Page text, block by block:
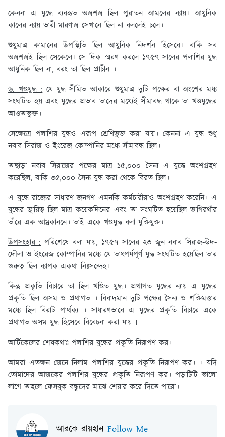
কেননা এ যুদ্ধে ব্যবহৃত অস্ত্রশস্ত্র ছিল পুরাতন আমলের ন্যায়। আধুনিক
কালের ন্যায় ভারী মারণাস্ত্র সেখানে ছিল না বললেই চলে।
শুধুমাত্র কামানের উপস্থিতি ছিল আধুনিক নিদর্শন হিসেবে। বাকি সব
অস্ত্রশস্ত্রই ছিল সেকেলে। সে দিক স্মরণ করলে ১৭৫৭ সালের পলাশির যুদ্ধ
আধুনিক ছিল না, বরং তা ছিল প্রাচীন ।
৬. খণ্ডযুদ্ধ :যে যুদ্ধ সীমিত আকারে শুধুমাত্র দুটি পক্ষের বা অংশের মধ্য
সংঘটিত হয় এবং যুদ্ধের প্রভাব তাদের মধ্যেই সীমাবদ্ধ থাকে তা খণ্ডযুদ্ধের
আওতাভুক্ত।
সেক্ষেত্রে পলাশির যুদ্ধও এরূপ শ্রেণিভুক্ত করা যায়। কেননা এ যুদ্ধ শুধু
নবাব সিরাজ ও ইংরেজ কোম্পানির মধ্যে সীমাবদ্ধ ছিল।
তাছাড়া নবাব সিরাজের পক্ষের মাত্র ১৫,০০০ সৈন্য এ যুদ্ধে অংশগ্রহণ
করেছিল, বাকি ৩৫,০০০ সৈন্য যুদ্ধ করা থেকে বিরত ছিল।
এ যুদ্ধে রাজ্যের সাধারণ জনগণ এমনকি কর্মচারীরাও অংশগ্রহণ করেনি। এ
যুদ্ধের স্থায়িত্ব ছিল মাত্র কয়েকদিনের এবং তা সংঘটিত হয়েছিল ভাগিরথীর
তীরে এক আম্রকাননে। তাই একে খণ্ডযুদ্ধ বলা যুক্তিযুক্ত।
উপসংহার :পরিশেষে বলা যায়, ১৭৫৭ সালের ২৩ জুন নবাব সিরাজ-উদ-
দৌলা ও ইংরেজ কোম্পানির মধ্যে যে তাৎপর্যপূর্ণ যুদ্ধ সংঘটিত হয়েছিল তার
গুরুত্ব ছিল ব্যাপক একথা নিঃসন্দেহ।
কিন্তু প্রকৃতি বিচারে তা ছিল খণ্ডিত যুদ্ধ। প্রথাগত যুদ্ধের ন্যায় এ যুদ্ধের
প্রকৃতি ছিল অসম ও প্রথাগত । বিবাদমান দুটি পক্ষের সৈন্য ও শক্তিমত্তার
মধ্যে ছিল বিরাট পার্থক্য । সাধারণভাবে এ যুদ্ধের প্রকৃতি বিচারে একে
প্রথাগত অসম যুদ্ধ হিসেবে বিবেচনা করা যায় ৷
আর্টিকেলের শেষকথাঃ পলাশির যুদ্ধের প্রকৃতি নিরূপণ কর।
আমরা এতক্ষন জেনে নিলাম পলাশির যুদ্ধের প্রকৃতি নিরূপণ কর। । যদি
তোমাদের আজকের পলাশির যুদ্ধের প্রকৃতি নিরূপণ কর। পড়াটিটি ভালো
লাগে তাহলে ফেসবুক বন্ধুদের মাঝে শেয়ার করে দিতে পারো।
আরকে রায়হান Follow Me